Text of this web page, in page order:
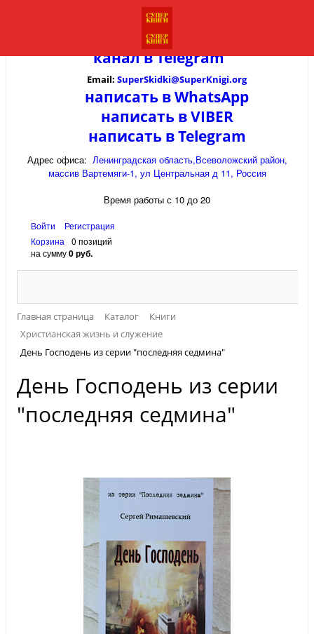
канал вTelegram
Email: SuperSkidki@SuperKnigi.org
написать в WhatsApp
написать в VIBER
написать в Telegram
Адрес офиса: Ленинградская область,Всеволожский район,
массив Вартемяги-1, ул Центральная д 11, Россия
Время работы с 10 до 20
Войти
Регистрация
Корзина
0 позиций
на сумму0 руб.
Главная страница Каталог
Книги
Христианская жизнь и служение
День Господень из серии "последняя седмина"
День Господень из серии
"последняя седмина"